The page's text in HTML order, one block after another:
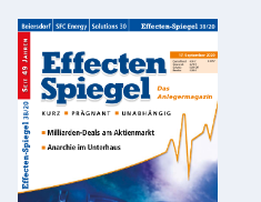
Anmelden